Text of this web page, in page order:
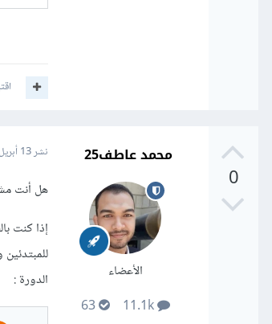
0
محمد عاطف25
الأعضاء
11.1k
63
نشر13 أبريل 2025
هل أنت
إذا كنت
الدورة: